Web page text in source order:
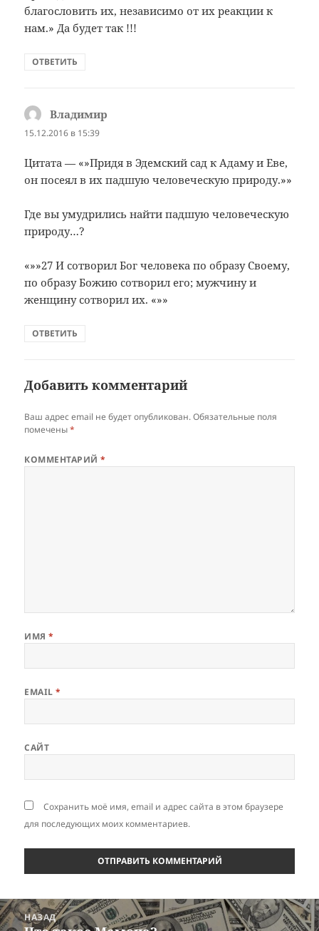
благословить их, независимо от их реакции к
нам.» Да будет так !!!
ОТВЕТИТЬ
Владимир
15.12.2016 в 15:39
Цитата — «»Придя в Эдемский сад к Адаму и Еве,
он посеял в их падшую человеческую природу.»»
Где вы умудрились найти падшую человеческую
природу…?
«»»27 И сотворил Бог человека по образу Своему,
по образу Божию сотворил его; мужчину и
женщину сотворил их. «»»
ОТВЕТИТЬ
Добавить комментарий
Ваш адрес email не будет опубликован. Обязательные поля
помечены*
КОММЕНТАРИЙ*
ИМЯ*
EMAIL*
САЙТ
Сохранить моё имя, email и адрес сайта в этом браузере
для последующих моих комментариев.
Навигация
по
НАЗАД